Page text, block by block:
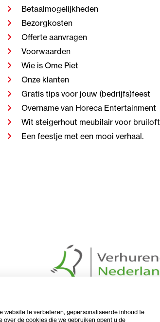
Betaalmogelijkheden
Bezorgkosten
Offerte aanvragen
Voorwaarden
Wie is Ome Piet
Onze klanten
Gratis tips voor jouw (bedrijfs)feest
Overname van Horeca Entertainment
Wit steigerhout meubilair voor bruiloft
Een feestje met een mooi verhaal.
website te verbeteren, gepersonaliseerde inhoud te
over de cookies die we gebruiken opent u de